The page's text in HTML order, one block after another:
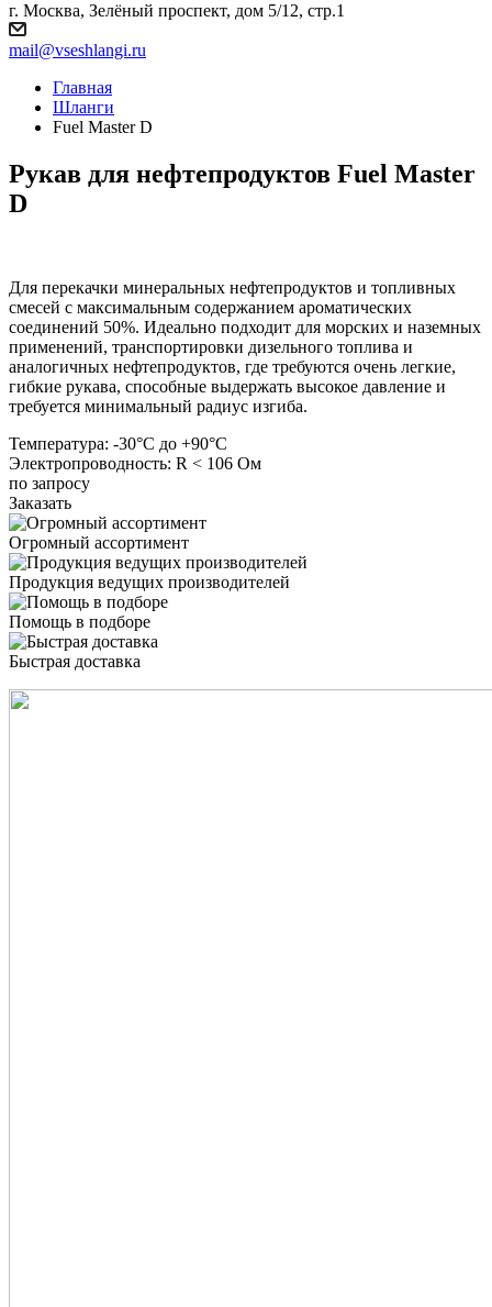
г. Москва, Зелёный проспект, дом 5/12, стр.1
mail@vseshlangi.ru
Главная
Шланги
Fuel Master D
Рукав для нефтепродуктов Fuel Master
D
Для перекачки минеральных нефтепродуктов и топливных
смесей с максимальным содержанием ароматических
соединений 50%. Идеально подходит для морских и наземных
применений, транспортировки дизельного топлива и
аналогичных нефтепродуктов, где требуются очень легкие,
гибкие рукава, способные выдержать высокое давление и
требуется минимальный радиус изгиба.
Температура: -30°C до +90°C
Электропроводность: R < 106 Ом
по запросу
Заказать
Огромный ассортимент
Продукция ведущих производителей
Помощь в подборе
Быстрая доставка